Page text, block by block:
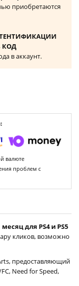
приобретаются
КОД
в аккаунт.
валюте
проблем с
для PS4 и PS5
кликов, возможно
предоставляющий
Need for Speed,